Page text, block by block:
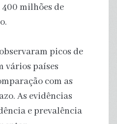
milhões de
picos de
vários países
com as
As evidências
e prevalência